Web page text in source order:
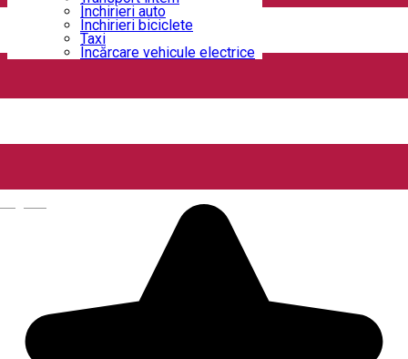
Închirieri auto
Închirieri biciclete
Taxi
Încărcare vehicule electrice
12 Doișpe
Strada Alexandru Ioan Cuza 6B, Craiova, Romania